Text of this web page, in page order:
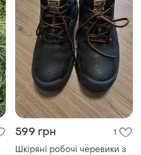
599 грн 1
Шкіряні робочі черевики з